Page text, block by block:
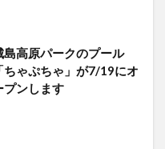
島高原パークのプール
ちゃぷちゃ」が7/19にオ
プンします